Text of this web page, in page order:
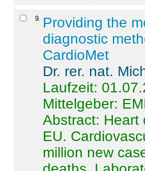
9
Providing the
diagnostic
CardioMet
Dr. rer. nat.
Laufzeit:
Mittelgeber:
Abstract: Heart
EU.
million new